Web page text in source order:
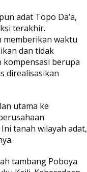
adat Topo Da’a,
terakhir.
memberikan waktu
dan tidak
kompensasi berupa
direalisasikan
utama ke
tanah wilayah adat,
tambang Poboya